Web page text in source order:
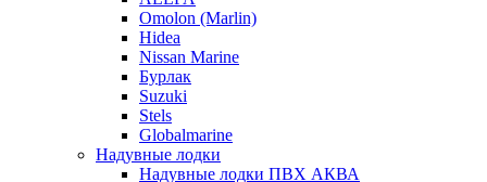
Omolon (Marlin)
Hidea
Nissan Marine
Бурлак
Suzuki
Stels
Globalmarine
Надувные лодки
Надувные лодки ПВХ АКВА